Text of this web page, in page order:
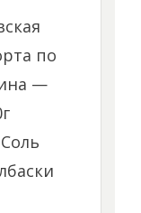
по
—